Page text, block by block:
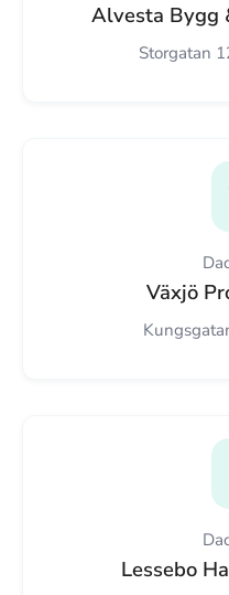
Alvesta Bygg
Storgatan
Växjö
Lessebo